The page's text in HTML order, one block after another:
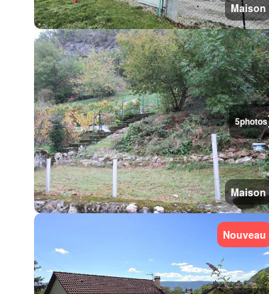
Maison
5photos
Maison
Nouveau